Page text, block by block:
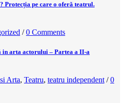
Protecția pe care o oferă teatrul.
/0 Comments
in arta actorului – Partea a II-a
Arta, Teatru, teatru independent /0